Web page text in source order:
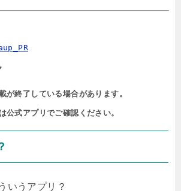
が終了している場合があります。
公式アプリでご確認ください。
いうアプリ？